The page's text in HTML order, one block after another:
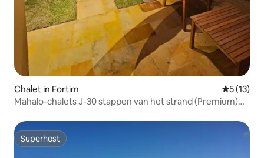
Chalet in Fortim
5 (13)
Mahalo-chalets J-30 stappen van het strand (Premium)
Superhost
Superhost